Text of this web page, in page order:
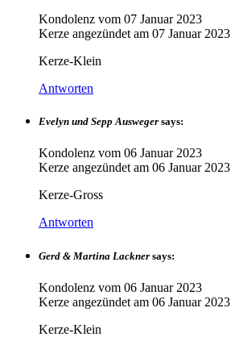
Kondolenz vom 07 Januar 2023
Kerze angezündet am 07 Januar 2023
Kerze-Klein
Antworten
Evelyn und Sepp Ausweger says:
Kondolenz vom 06 Januar 2023
Kerze angezündet am 06 Januar 2023
Kerze-Gross
Antworten
Gerd & Martina Lackner says:
Kondolenz vom 06 Januar 2023
Kerze angezündet am 06 Januar 2023
Kerze-Klein